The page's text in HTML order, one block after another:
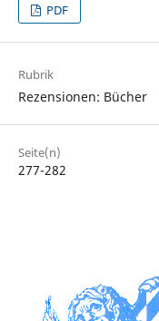
PDF
Rubrik
Rezensionen: Bücher
Seite(n)
277-282